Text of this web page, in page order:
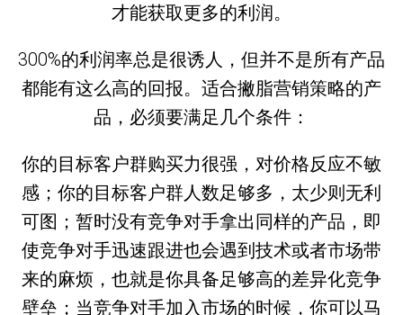
才能获取更多的利润。
300%的利润率总是很诱人，但并不是所有产品
都能有这么高的回报。适合撇脂营销策略的产
品，必须要满足几个条件：
你的目标客户群购买力很强，对价格反应不敏
感；你的目标客户群人数足够多，太少则无利
可图；暂时没有竞争对手拿出同样的产品，即
使竞争对手迅速跟进也会遇到技术或者市场带
来的麻烦，也就是你具备足够高的差异化竞争
壁垒；当竞争对手加入市场的时候，你可以马